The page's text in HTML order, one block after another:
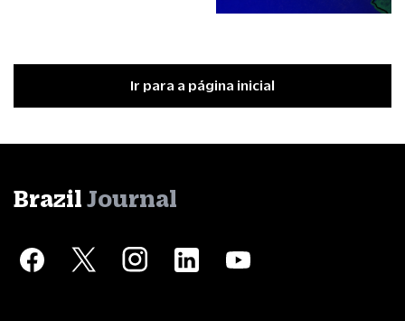
Ir para a página inicial
Brazil Journal